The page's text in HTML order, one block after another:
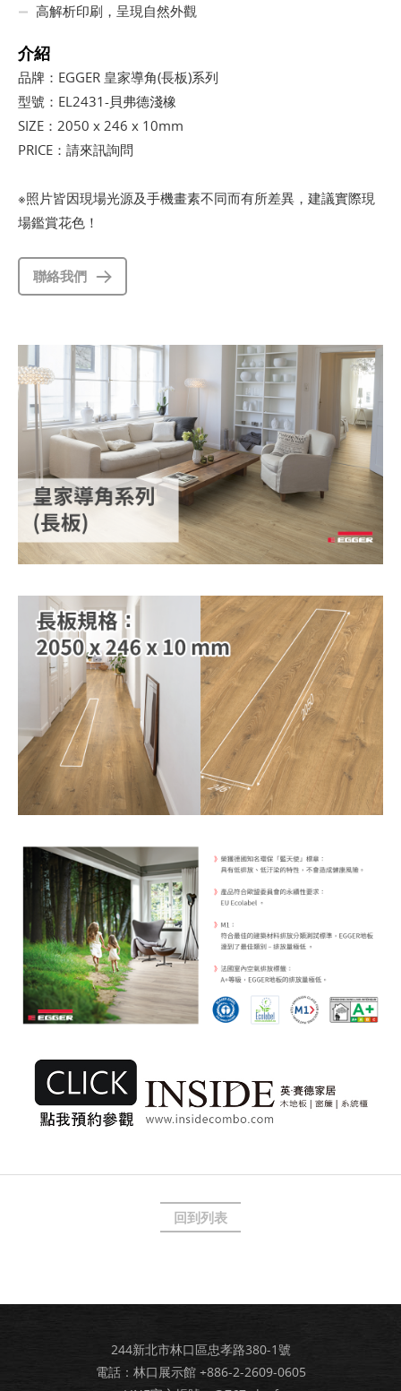
高解析印刷，呈現自然外觀
介紹
品牌：EGGER 皇家導角(長板)系列
型號：EL2431-貝弗德淺橡
SIZE：2050 x 246 x 10mm
PRICE：請來訊詢問
※照片皆因現場光源及手機畫素不同而有所差異，建議實際現
場鑑賞花色！
聯絡我們
回到列表
244新北市林口區忠孝路380-1號
電話：林口展示館 +886-2-2609-0605